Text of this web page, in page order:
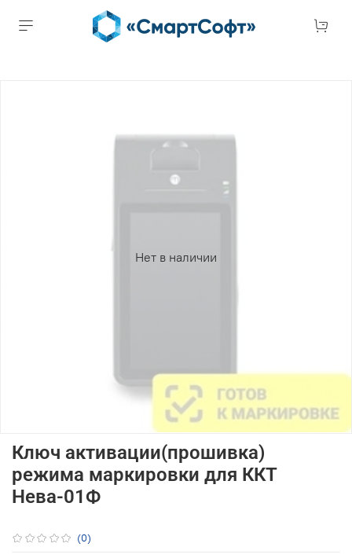
Нет в наличии
(0)
Ключ активации(прошивка)
режима маркировки для ККТ
Нева-01Ф